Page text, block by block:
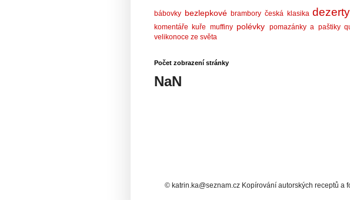
bábovky bezlepkové brambory česká klasika dezerty
komentáře kuře muffiny polévky pomazánky a paštiky
velikonoce ze světa
Počet zobrazení stránky
NaN
© katrin.ka@seznam.cz Kopírování autorských receptů a